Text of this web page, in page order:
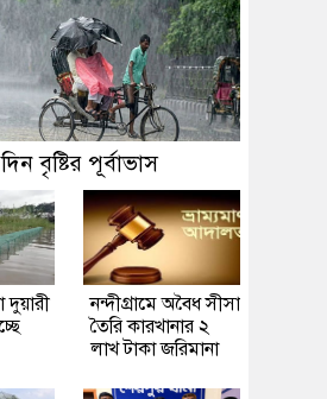
বৃষ্টির পূর্বাভাস
দুয়ারী
নন্দীগ্রামে অবৈধ সীসা
তৈরি কারখানার ২
লাখ টাকা জরিমানা